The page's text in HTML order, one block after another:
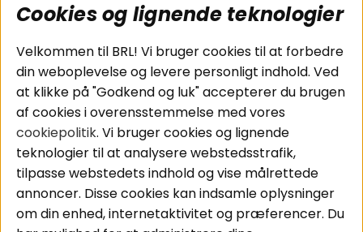
Populære sider
Pakkeløsninger
Bilstereo
Højttalere
Forstærker
Smartphone
Tilbehør
Kabler
Kundeservice
Cookies
Handelsbetingelser
Personvernpolicy
Service / Garanti /
Retur
Cookies og lignende teknologier
Velkommen til BRL! Vi bruger cookies til at forbedre
din weboplevelse og levere personligt indhold. Ved
at klikke på "Godkend og luk" accepterer du brugen
af cookies i overensstemmelse med vores
cookiepolitik. Vi bruger cookies og lignende
teknologier til at analysere webstedsstrafik,
tilpasse webstedets indhold og vise målrettede
annoncer. Disse cookies kan indsamle oplysninger
om din enhed, internetaktivitet og præferencer. Du